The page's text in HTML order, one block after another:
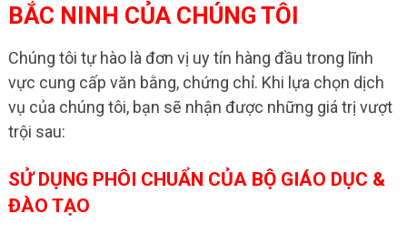
BẮC NINH CỦA CHÚNG TÔI
Chúng tôi tự hào là đơn vị uy tín hàng đầu trong lĩnh
vực cung cấp văn bằng, chứng chỉ. Khi lựa chọn dịch
vụ của chúng tôi, bạn sẽ nhận được những giá trị vượt
trội sau:
SỬ DỤNG PHÔI CHUẨN CỦA BỘ GIÁO DỤC &
ĐÀO TẠO